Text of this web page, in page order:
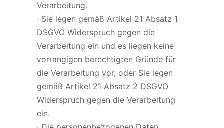
Verarbeitung.
· Sie legen gemäß Artikel 21 Absatz 1
DSGVO Widerspruch gegen die
Verarbeitung ein und es liegen keine
vorrangigen berechtigten Gründe für
die Verarbeitung vor, oder Sie legen
gemäß Artikel 21 Absatz 2 DSGVO
Widerspruch gegen die Verarbeitung
ein.